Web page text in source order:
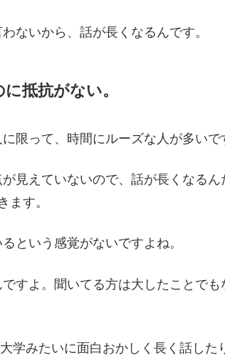
ないから、話が長くなるんです。
抵抗がない。
限って、時間にルーズな人が多いで
見えていないので、話が長くなる
す。
という感覚がないですよね。
すよ。聞いてる方は大したことで
学みたいに面白おかしく長く話し